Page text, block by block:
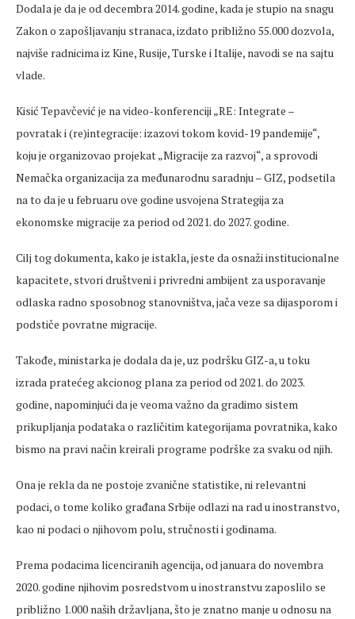
Dodala je da je od decembra 2014. godine, kada je stupio na snagu
Zakon o zapošljavanju stranaca, izdato približno 55.000 dozvola,
najviše radnicima iz Kine, Rusije, Turske i Italije, navodi se na sajtu
vlade.
Kisić Tepavčević je na video-konferenciji „RE: Integrate –
povratak i (re)integracije: izazovi tokom kovid-19 pandemije“,
koju je organizovao projekat „Migracije za razvoj“, a sprovodi
Nemačka organizacija za međunarodnu saradnju – GIZ, podsetila
na to da je u februaru ove godine usvojena Strategija za
ekonomske migracije za period od 2021. do 2027. godine.
Cilj tog dokumenta, kako je istakla, jeste da osnaži institucionalne
kapacitete, stvori društveni i privredni ambijent za usporavanje
odlaska radno sposobnog stanovništva, jača veze sa dijasporom i
podstiče povratne migracije.
Takođe, ministarka je dodala da je, uz podršku GIZ-a, u toku
izrada pratećeg akcionog plana za period od 2021. do 2023.
godine, napominjući da je veoma važno da gradimo sistem
prikupljanja podataka o različitim kategorijama povratnika, kako
bismo na pravi način kreirali programe podrške za svaku od njih.
Ona je rekla da ne postoje zvanične statistike, ni relevantni
podaci, o tome koliko građana Srbije odlazi na rad u inostranstvo,
kao ni podaci o njihovom polu, stručnosti i godinama.
Prema podacima licenciranih agencija, od januara do novembra
2020. godine njihovim posredstvom u inostranstvu zaposlilo se
približno 1.000 naših državljana, što je znatno manje u odnosu na